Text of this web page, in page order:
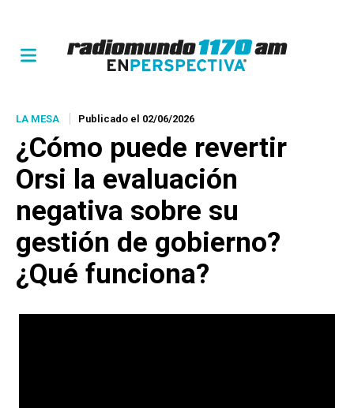
LA MESA Publicado el 02/06/2026
¿Cómo puede revertir
Orsi la evaluación
negativa sobre su
gestión de gobierno?
¿Qué funciona?